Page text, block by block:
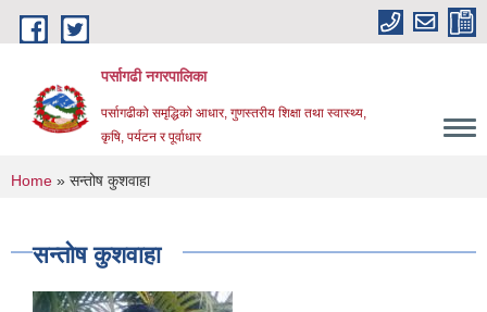
Skip to main content
पर्सागढी नगरपालिका
पर्सागढीको समृद्धिको आधार, गुणस्तरीय शिक्षा तथा स्वास्थ्य,
कृषि, पर्यटन र पूर्वाधार
You are here
Home » सन्तोष कुशवाहा
सन्तोष कुशवाहा